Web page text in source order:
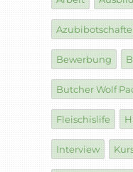
Bewerbung
Butcher Wolf
Fleischislife
Interview